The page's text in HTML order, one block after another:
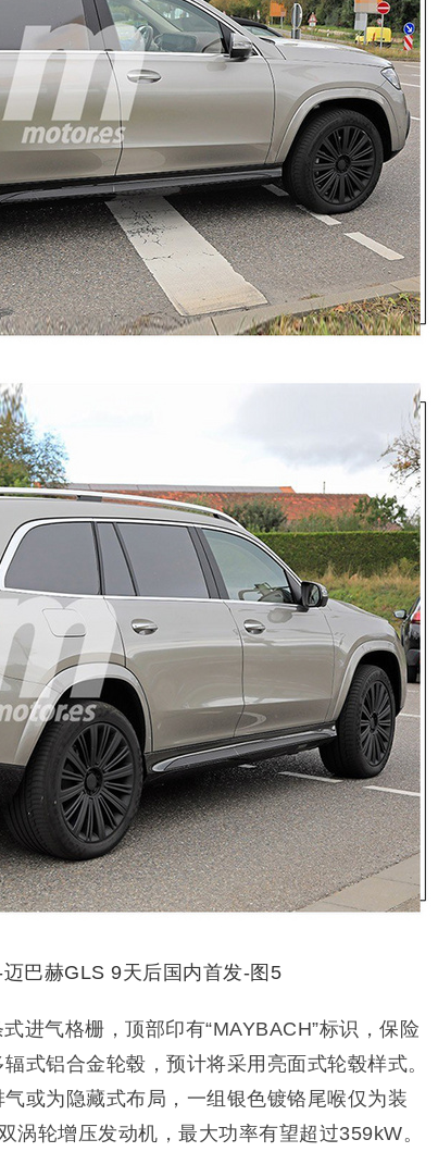
进气格栅，顶部印有“MAYBACH”标识，保险
式铝合金轮毂，预计将采用亮面式轮毂样式。
或为隐藏式布局，一组银色镀铬尾喉仅为装
涡轮增压发动机，最大功率有望超过359kW。